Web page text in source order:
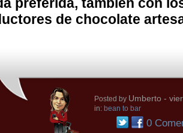
de chocolate
Posted by Umberto -
in: bean to bar
0